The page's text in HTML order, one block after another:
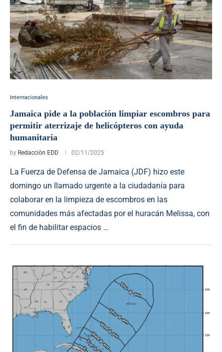
Internacionales
Jamaica pide a la población limpiar escombros para
permitir aterrizaje de helicópteros con ayuda
humanitaria
by Redacciòn EDD 02/11/2025
La Fuerza de Defensa de Jamaica (JDF) hizo este
domingo un llamado urgente a la ciudadanía para
colaborar en la limpieza de escombros en las
comunidades más afectadas por el huracán Melissa, con
el fin de habilitar espacios …